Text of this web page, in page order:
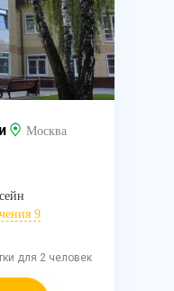
Москва
9
для 2 человек